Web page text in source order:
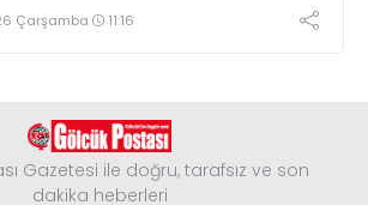
Çarşamba 11:16
Gazetesi ile doğru, tarafsız ve son
dakika heberleri